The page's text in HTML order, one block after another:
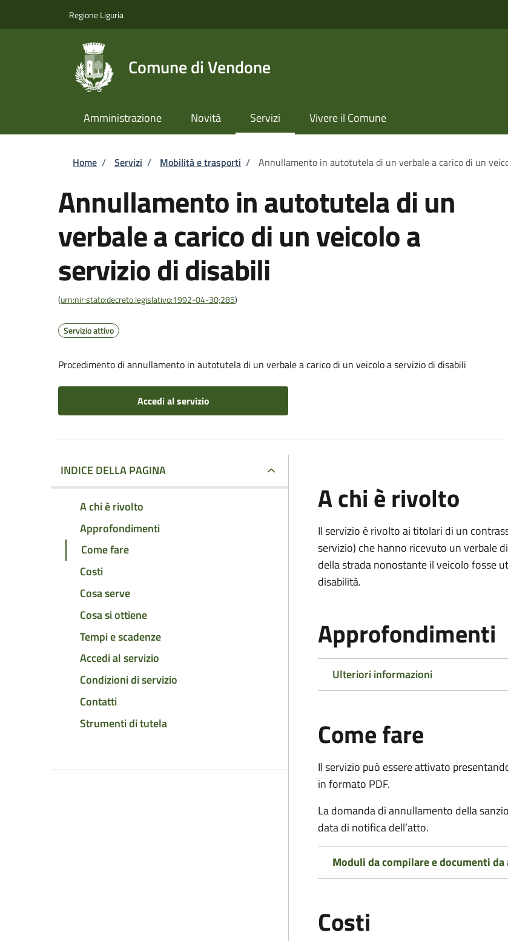
Regione Liguria
Comune di Vendone
Amministrazione Novità Servizi Vivere il Comune
Briciole di pane
Home / Servizi / Mobilità e trasporti / Annullamento in autotutela di un verbale a carico di un
Annullamento in autotutela di un
verbale a carico di un veicolo a
servizio di disabili
(urn:nir:stato:decreto.legislativo:1992-04-30;285)
Servizio attivo
Procedimento di annullamento in autotutela di un verbale a carico di un veicolo a servizio di disabili
Accedi al servizio
INDICE DELLA PAGINA
A chi è rivolto
Approfondimenti
Come fare
Costi
Cosa serve
Cosa si ottiene
Tempi e scadenze
Accedi al servizio
Condizioni di servizio
Contatti
Strumenti di tutela
A chi è rivolto
Il servizio è rivolto ai titolari di un
servizio) che hanno ricevuto un verbale
della strada nonostante il veicolo fosse
disabilità.
Approfondimenti
Ulteriori informazioni
Come fare
Il servizio può essere attivato
in formato PDF.
La domanda di annullamento della
data di notifica dell’atto.
Moduli da compilare e documenti da
Costi